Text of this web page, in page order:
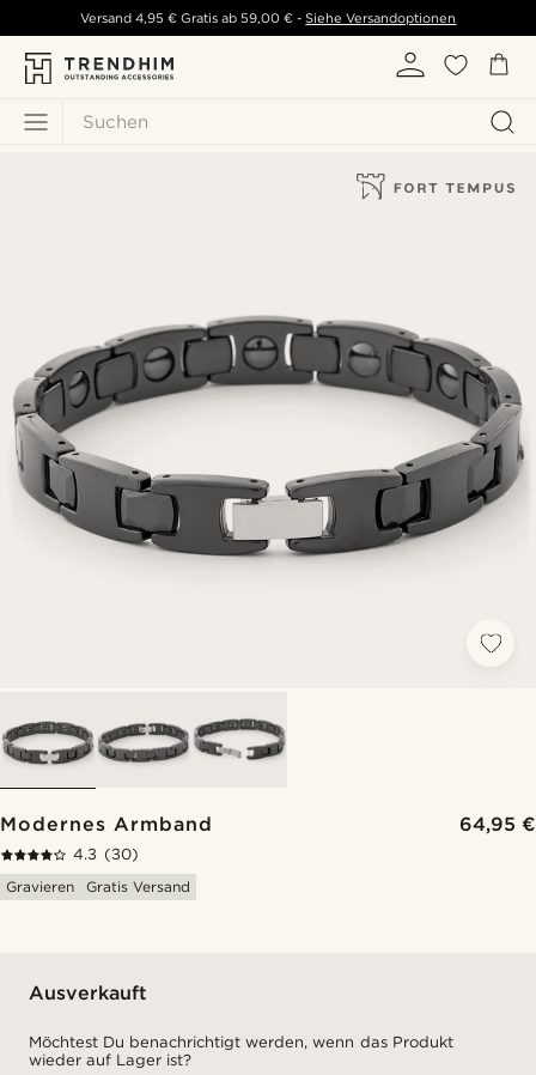
Suchen
Versand 4,95 € Gratis ab 59,00 € - Siehe Versandoptionen
Modernes Armband 64,95 €
4.3 (30)
Gravieren
Gratis Versand
Ausverkauft
Möchtest Du benachrichtigt werden, wenn das Produkt
wieder auf Lager ist?